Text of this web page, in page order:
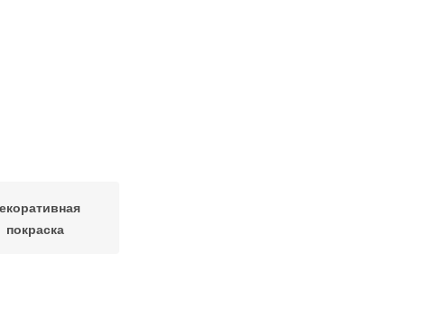
покраска